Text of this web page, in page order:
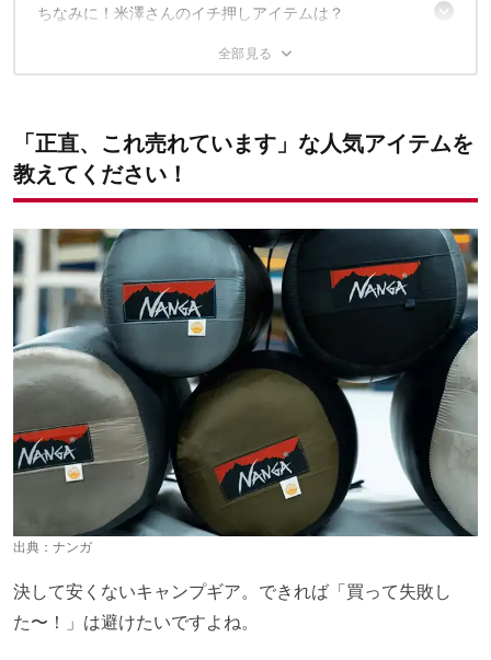
第5位：ウォームコーチジャケット
第4位：ダウンデュベットシングルデラックス（トラぺゾイド）
第3位：オーロラテックス スクエアフット 600
ちなみに！米澤さんのイチ押しアイテムは？
マウンテンロッジダウンジャケット
ナンガと一緒に寒い季節を乗り切ろう！
「正直、これ売れています」な人気アイテムを
教えてください！
出典： ナンガ
決して安くないキャンプギア。できれば「買って失敗し
た〜！」は避けたいですよね。